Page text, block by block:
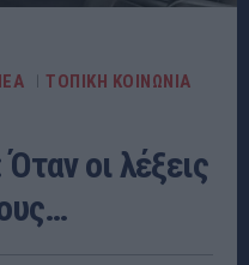
ΤΟΠΙΚΗ ΚΟΙΝΩΝΙΑ
οι λέξεις